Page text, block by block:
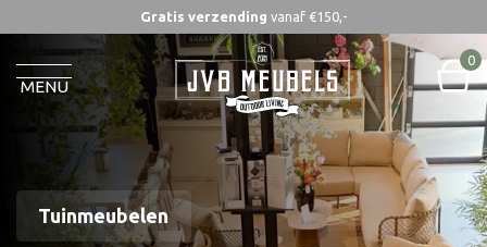
Gratis verzending vanaf €150,-
MENU
0
Tuinmeubelen